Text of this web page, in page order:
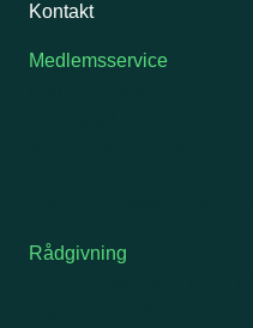
Kontakt
Medlemsservice
Rådgivning